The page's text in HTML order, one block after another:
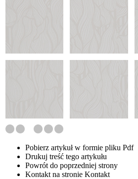
Pobierz artykuł w formie pliku Pdf
Drukuj treść tego artykułu
Powrót do poprzedniej strony
Kontakt na stronie Kontakt